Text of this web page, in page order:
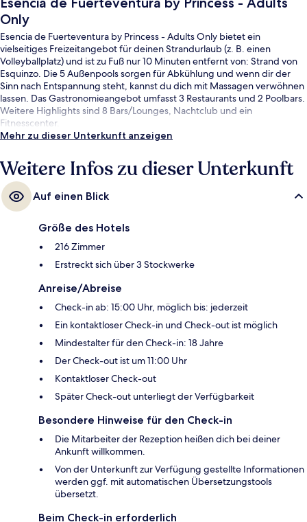
Only
Esencia de Fuerteventura by Princess - Adults Only bietet ein
vielseitiges Freizeitangebot für deinen Strandurlaub (z. B. einen
Volleyballplatz) und ist zu Fuß nur 10 Minuten entfernt von: Strand von
Esquinzo. Die 5 Außenpools sorgen für Abkühlung und wenn dir der
Sinn nach Entspannung steht, kannst du dich mit Massagen verwöhnen
lassen. Das Gastronomieangebot umfasst 3 Restaurants und 2 Poolbars.
Weitere Highlights sind 8 Bars/Lounges, Nachtclub und ein
Fitnesscenter.
Mehr zu dieser Unterkunft anzeigen
Weitere Infos zu dieser Unterkunft
Auf einen Blick
Größe des Hotels
216 Zimmer
Erstreckt sich über 3 Stockwerke
Anreise/Abreise
Check-in ab: 15:00 Uhr, möglich bis: jederzeit
Ein kontaktloser Check-in und Check-out ist möglich
Mindestalter für den Check-in: 18 Jahre
Der Check-out ist um 11:00 Uhr
Kontaktloser Check-out
Später Check-out unterliegt der Verfügbarkeit
Besondere Hinweise für den Check-in
Die Mitarbeiter der Rezeption heißen dich bei deiner
Ankunft willkommen.
Von der Unterkunft zur Verfügung gestellte Informationen
werden ggf. mit automatischen Übersetzungstools
übersetzt.
Beim Check-in erforderlich